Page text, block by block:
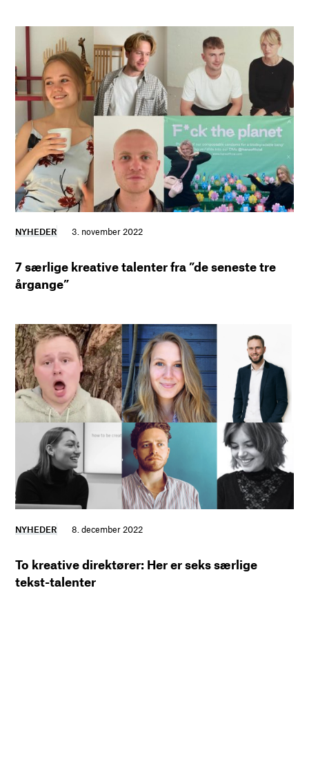
NYHEDER 3. november 2022
7 særlige kreative talenter fra ”de seneste tre
årgange”
NYHEDER 8. december 2022
To kreative direktører: Her er seks særlige
tekst-talenter